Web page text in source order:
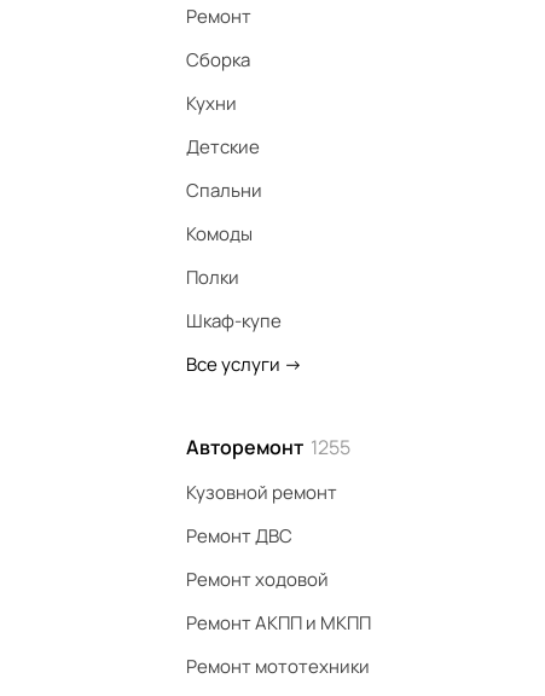
Ремонт
Сборка
Кухни
Детские
Спальни
Комоды
Полки
Шкаф-купе
Все услуги ->
Авторемонт 1255
Кузовной ремонт
Ремонт ДВС
Ремонт ходовой
Ремонт АКПП и МКПП
Ремонт мототехники